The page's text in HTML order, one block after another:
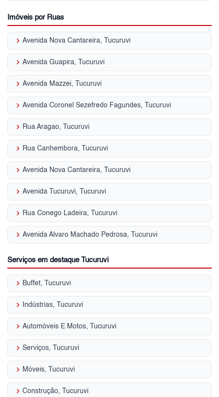
Imóveis por Ruas
keyboard_arrow_right Avenida Nova Cantareira, Tucuruvi
keyboard_arrow_right Avenida Guapira, Tucuruvi
keyboard_arrow_right Avenida Mazzei, Tucuruvi
keyboard_arrow_right Avenida Coronel Sezefredo Fagundes, Tucuruvi
keyboard_arrow_right Rua Aragao, Tucuruvi
keyboard_arrow_right Rua Canhembora, Tucuruvi
keyboard_arrow_right Avenida Nova Cantareira, Tucuruvi
keyboard_arrow_right Avenida Tucuruvi, Tucuruvi
keyboard_arrow_right Rua Conego Ladeira, Tucuruvi
keyboard_arrow_right Avenida Alvaro Machado Pedrosa, Tucuruvi
Serviços em destaque Tucuruvi
keyboard_arrow_right Buffet, Tucuruvi
keyboard_arrow_right Indústrias, Tucuruvi
keyboard_arrow_right Automóveis E Motos, Tucuruvi
keyboard_arrow_right Serviços, Tucuruvi
keyboard_arrow_right Móveis, Tucuruvi
keyboard_arrow_right Construção, Tucuruvi